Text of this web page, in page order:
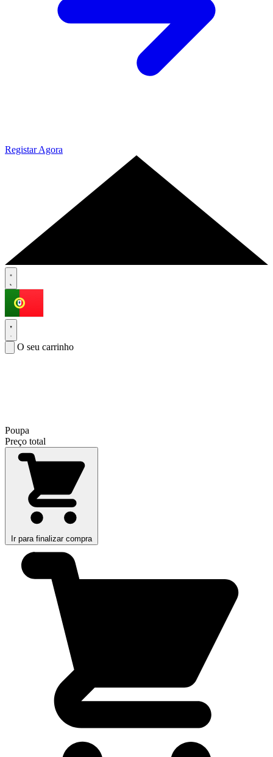
Registar Agora
O seu carrinho
Poupa
Preço total
Ir para finalizar compra